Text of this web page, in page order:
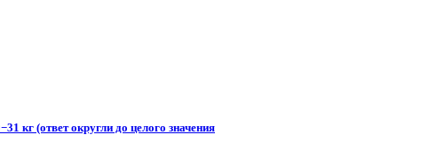
кг (ответ округли до целого значения